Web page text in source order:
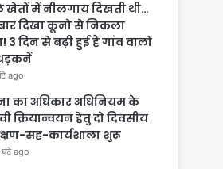
खेतों में नीलगाय दिखती थी…
दिखा कूनो से निकला
3 दिन से बढ़ी हुई हैं गांव वालों
ago
का अधिकार अधिनियम के
क्रियान्वयन हेतु दो दिवसीय
सह-कार्यशाला शुरू
ago